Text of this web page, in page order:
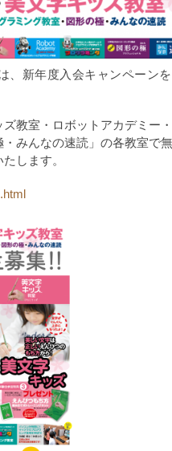
、新年度入会キャンペーン
ズ教室・ロボットアカデミー
みんなの速読」の各教室で
します。